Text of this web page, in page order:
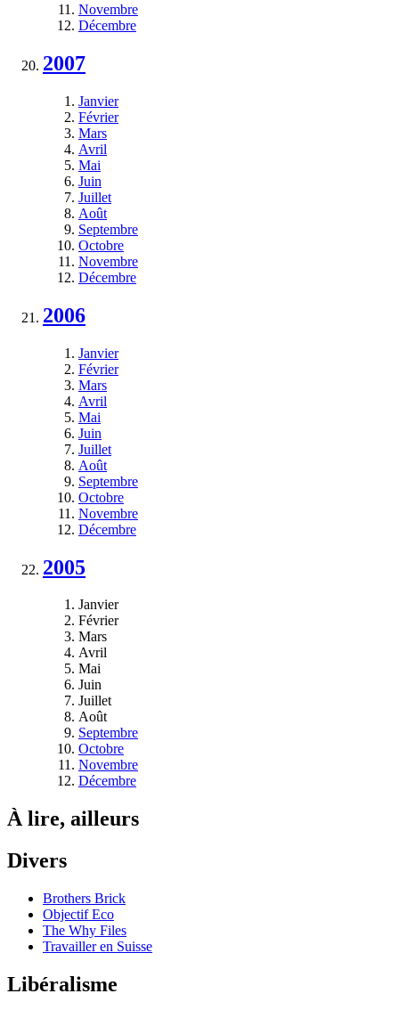
Novembre
Décembre
2007
Janvier
Février
Mars
Avril
Mai
Juin
Juillet
Août
Septembre
Octobre
Novembre
Décembre
2006
Janvier
Février
Mars
Avril
Mai
Juin
Juillet
Août
Septembre
Octobre
Novembre
Décembre
2005
Janvier
Février
Mars
Avril
Mai
Juin
Juillet
Août
Septembre
Octobre
Novembre
Décembre
À lire, ailleurs
Divers
Brothers Brick
Objectif Eco
The Why Files
Travailler en Suisse
Libéralisme